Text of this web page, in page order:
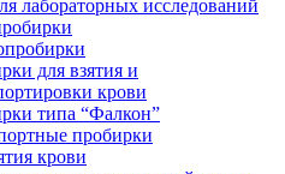
лабораторных исследований
для взятия и
крови
типа “Фалкон”
пробирки
крови